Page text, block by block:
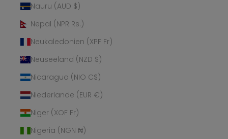
Nauru (AUD $)
Nepal (NPR Rs.)
Neukaledonien (XPF Fr)
Neuseeland (NZD $)
Nicaragua (NIO C$)
Niederlande (EUR €)
Niger (XOF Fr)
Nigeria (NGN ₦)